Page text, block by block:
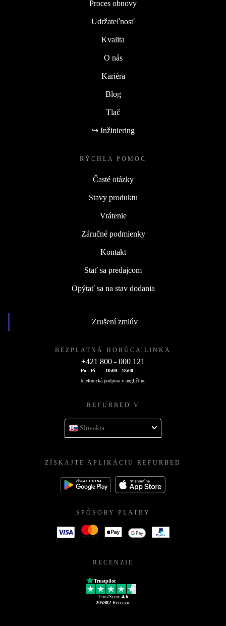
Proces obnovy
Udržateľnosť
Kvalita
O nás
Kariéra
Blog
Tlač
↪ Inžiniering
RÝCHLA POMOC
Časté otázky
Stavy produktu
Vrátenie
Záručné podmienky
Kontakt
Stať sa predajcom
Opýtať sa na stav dodania
Zrušení zmlúv
BEZPLATNÁ HORÚCA LINKA
+421 800 - 000 121
Po - Pi
10:00 - 18:00
telefonická podpora v angličtine
REFURBED V
Slovakia
ZÍSKAJTE APLIKÁCIU REFURBED
SPÔSOBY PLATBY
RECENZIE
Trustpilot
TrustScore 4.6
205982 Recenzie